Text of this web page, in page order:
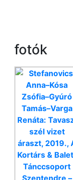
fotók